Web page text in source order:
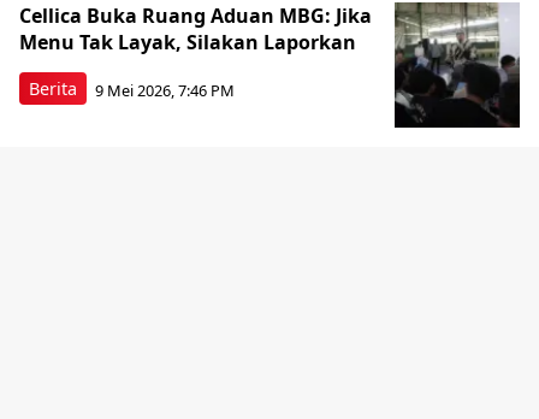
Berita
Cellica Buka Ruang Aduan MBG: Jika
Menu Tak Layak, Silakan Laporkan
9 Mei 2026, 7:46 PM